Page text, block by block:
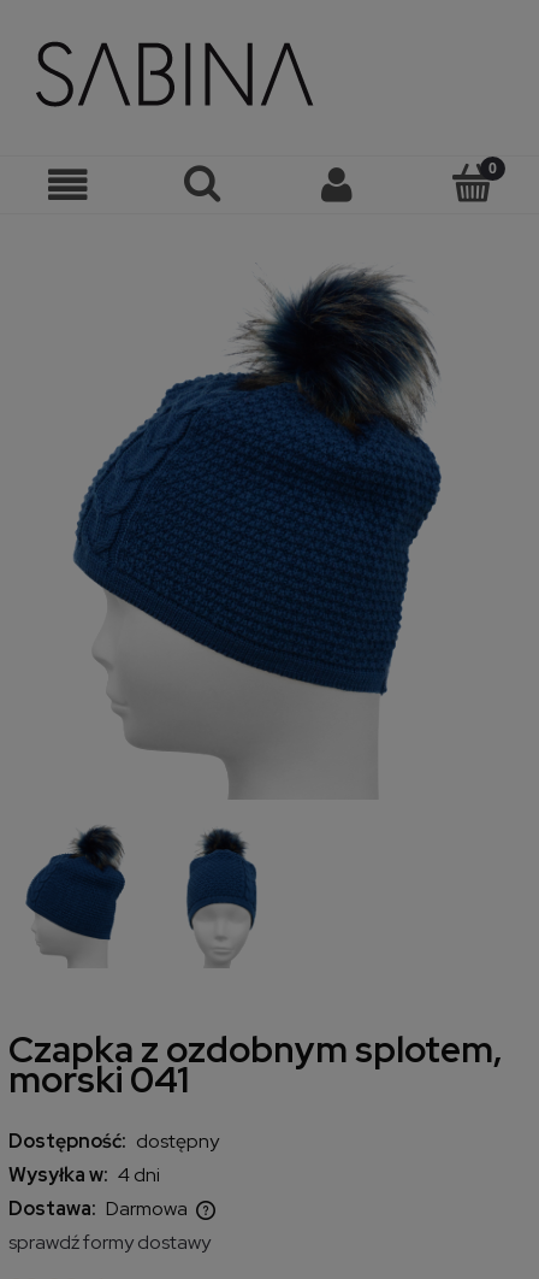
Czapka z ozdobnym splotem,
morski 041
Dostępność: dostępny
Wysyłka w: 4 dni
Dostawa: Darmowa
Cena nie zawiera ewentualnych kosztów płatności
sprawdź formy dostawy